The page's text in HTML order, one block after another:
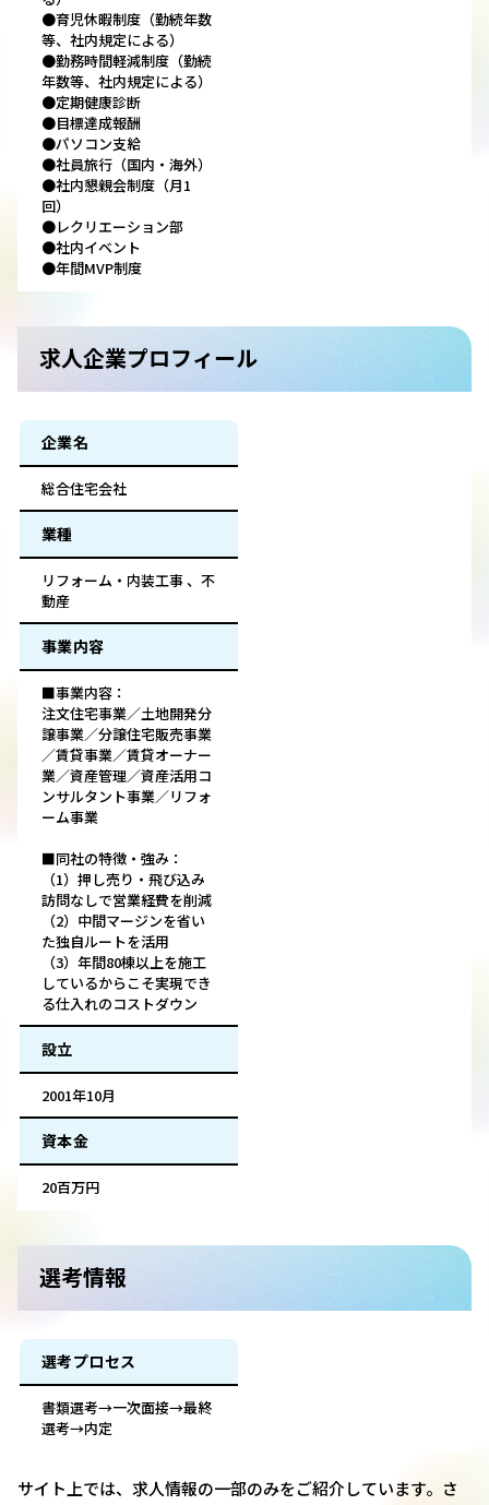
●育児休暇制度（勤続年数
等、社内規定による）
●勤務時間軽減制度（勤続
年数等、社内規定による）
●定期健康診断
●目標達成報酬
●パソコン支給
●社員旅行（国内・海外）
●社内懇親会制度（月1
回）
●レクリエーション部
●社内イベント
●年間MVP制度
求人企業プロフィール
企業名
総合住宅会社
業種
リフォーム・内装工事 、不
動産
事業内容
■事業内容：
注文住宅事業／土地開発分
譲事業／分譲住宅販売事業
／賃貸事業／賃貸オーナー
業／資産管理／資産活用コ
ンサルタント事業／リフォ
ーム事業
■同社の特徴・強み：
（1）押し売り・飛び込み
訪問なしで営業経費を削減
（2）中間マージンを省い
た独自ルートを活用
（3）年間80棟以上を施工
しているからこそ実現でき
る仕入れのコストダウン
設立
2001年10月
資本金
20百万円
選考情報
選考プロセス
書類選考→一次面接→最終
選考→内定
サイト上では、求人情報の一部のみをご紹介しています。さ